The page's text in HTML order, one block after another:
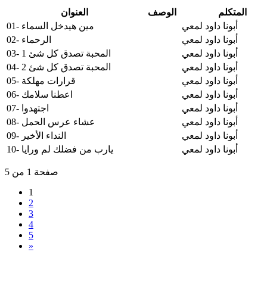
العنوان الوصف
المتكلم
01- مين هيدخل السماء
أبونا داود لمعي
02- الرحماء
أبونا داود لمعي
03- المحبة تصدق كل شئ 1
أبونا داود لمعي
04- المحبة تصدق كل شئ 2
أبونا داود لمعي
05- قرارات مهلكة
أبونا داود لمعي
06- اعطنا سلامك
أبونا داود لمعي
07- اجتهدوا
أبونا داود لمعي
08- عشاء عرس الحمل
أبونا داود لمعي
09- النداء الأخير
أبونا داود لمعي
10- يارب من فضلك لم ورايا
أبونا داود لمعي
صفحة 1 من 5
1
2
3
4
5
»